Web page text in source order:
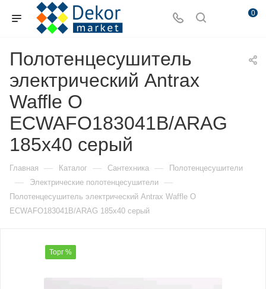
0
Полотенцесушитель
электрический Antrax
Waffle O
ECWAFO183041B/ARAG
185х40 серый
Главная — Каталог — Сантехника — Полотенцесушители
— Электрические полотенцесушители —
Полотенцесушитель электрический Antrax Waffle O
ECWAFO183041B/ARAG 185х40 серый
Торг %